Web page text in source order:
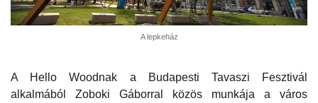
A lepkeház
A Hello Woodnak a Budapesti Tavaszi Fesztivál
alkalmából Zoboki Gáborral közös munkája a város